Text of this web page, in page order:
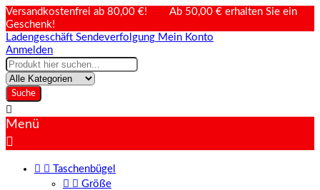
Versandkostenfrei ab 80,00 €! Ab 50,00 € erhalten Sie ein
Geschenk!
Ladengeschäft Sendeverfolgung Mein Konto
Anmelden
Suche

Menü

 
Taschenbügel
  Größe